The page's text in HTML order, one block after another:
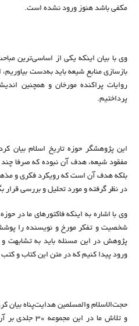
مکفی باشد هنوز ورود نشده است.
وی با بیان اینکه یکی از اساسی‌ترین
بازسازی منابع شیعه باید به‌دست
روایات پراکنده مورخان و همچنین
پرداختیم.
این پژوهشگر حوزه تاریخ اسلام بیان
مفقود شیعه، هدف آن نبوده که صرفا چند
بلکه هدف آن است که رویکرد فکری و
در نظر گرفته و مورد تحلیل و بررسی قرار
وی با اشاره به اینکه فاکتورهای ما در
شخصیت و تفکر مورخ و نویسنده را
پژوهش در این مسئله باید به تشابهت و
ورود پیدا کنیم که در متن این کتاب و
حجت‌الاسلام والمسلمین هدایت‌پناه
و تلاش ما در این